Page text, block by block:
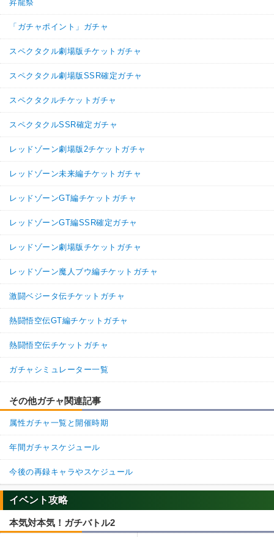
昇龍祭
「ガチャポイント」ガチャ
スペクタクル劇場版チケットガチャ
スペクタクル劇場版SSR確定ガチャ
スペクタクルチケットガチャ
スペクタクルSSR確定ガチャ
レッドゾーン劇場版2チケットガチャ
レッドゾーン未来編チケットガチャ
レッドゾーンGT編チケットガチャ
レッドゾーンGT編SSR確定ガチャ
レッドゾーン劇場版チケットガチャ
レッドゾーン魔人ブウ編チケットガチャ
激闘ベジータ伝チケットガチャ
熱闘悟空伝GT編チケットガチャ
熱闘悟空伝チケットガチャ
ガチャシミュレーター一覧
その他ガチャ関連記事
属性ガチャ一覧と開催時期
年間ガチャスケジュール
今後の再録キャラやスケジュール
イベント攻略
本気対本気！ガチバトル2